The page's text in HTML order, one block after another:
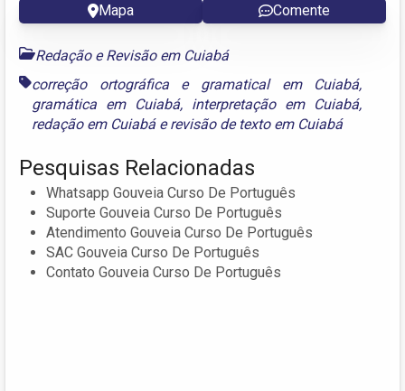
Mapa Comente
Redação e Revisão em Cuiabá
correção ortográfica e gramatical em Cuiabá,
gramática em Cuiabá, interpretação em Cuiabá,
redação em Cuiabáerevisão de texto em Cuiabá
Pesquisas Relacionadas
Whatsapp Gouveia Curso De Português
Suporte Gouveia Curso De Português
Atendimento Gouveia Curso De Português
SAC Gouveia Curso De Português
Contato Gouveia Curso De Português